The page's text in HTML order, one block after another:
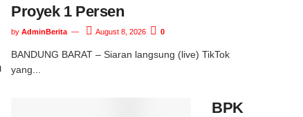
Proyek 1 Persen
by AdminBerita August 8, 2026 0
BANDUNG BARAT – Siaran langsung (live) TikTok
yang...
BPK